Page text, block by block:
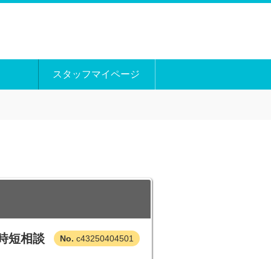
スタッフマイページ
c43250404501
短相談